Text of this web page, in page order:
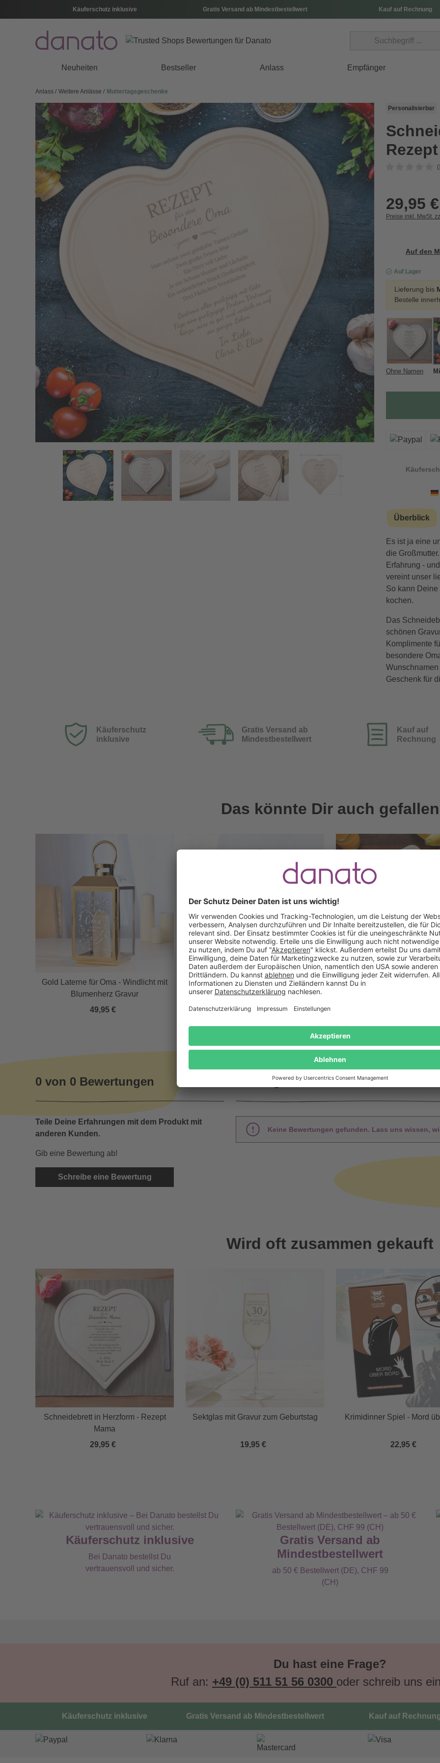
Käuferschutz inklusive Gratis Versand ab Mindestbestellwert Kauf auf Rechnung
Neuheiten Bestseller Anlass Empfänger
Anlass Weitere Anlässe Muttertagsgeschenke
Personalisierbar
29,95 €
Preise inkl. MwSt.
Auf den
Auf Lager
Lieferung bis
Bestelle
Ohne Namen
Überblick
Es ist ja eine
die
Erfahrung -
vereint unser
So kann
kochen.
Das
schönen
Komplimente
besondere
Geschenk für
Käuferschutz
inklusive
Gratis Versand ab
Mindestbestellwert
Kauf auf
Rechnung
Das könnte Dir auch gefallen
Gold Laterne für Oma - Windlicht mit
Blumenherz Gravur
49,95 €
Personalisierbar
Sektglas mit individueller Gravur und
Herzen im Stiel - Beste Oma
19,95 €
Frühstücksbrett mit Gravur -
0 von 0 Bewertungen
Teile Deine Erfahrungen mit dem Produkt mit
anderen Kunden.
Gib eine Bewertung ab!
Schreibe eine Bewertung
Das sagen unsere Kunden
Keine Bewertungen gefunden. Lass uns wissen,
Wird oft zusammen gekauft
Schneidebrett in Herzform - Rezept
Mama
29,95 €
Sektglas mit Gravur zum Geburtstag
19,95 €
Krimidinner Spiel - Mord
22,95 €
Käuferschutz inklusive
Bei Danato bestellst Du
vertrauensvoll und sicher.
Gratis Versand ab
Mindestbestellwert
ab 50 € Bestellwert (DE), CHF 99
(CH)
Du hast eine Frage?
Ruf an: +49 (0) 511 51 56 0300 oder schreib uns
Käuferschutz inklusive Gratis Versand ab Mindestbestellwert Kauf auf